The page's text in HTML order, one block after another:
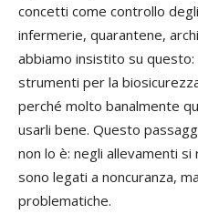
concetti come controllo
infermerie, quarantene,
abbiamo insistito su questo:
strumenti per la
perché molto banalmente
usarli bene. Questo
non lo è: negli allevamenti
sono legati a noncuranza,
problematiche.